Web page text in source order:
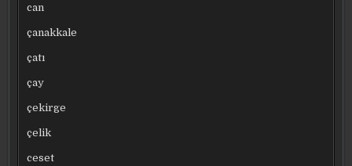
can
çanakkale
çatı
çay
çekirge
çelik
ceset